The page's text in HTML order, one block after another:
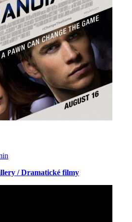
/ Dramatické filmy